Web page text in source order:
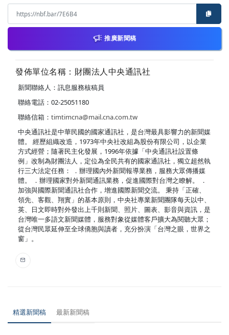
推廣新聞稿
發佈單位名稱：財團法人中央通訊社
新聞聯絡人：訊息服務核稿員
聯絡電話：02-25051180
聯絡信箱： timtimcna@mail.cna.com.tw
中央通訊社是中華民國的國家通訊社，是台灣最具影響力的新聞媒
體。 經歷組織改造，1973年中央社改組為股份有限公司，以企業
方式經營；隨著民主化發展，1996年依據「中央通訊社設置條
例」改制為財團法人，定位為全民共有的國家通訊社，獨立超然執
行三大法定任務： ．辦理國內外新聞報導業務，服務大眾傳播媒
體。 ．辦理國家對外新聞通訊業務，促進國際對台灣之瞭解。 ．
加強與國際新聞通訊社合作，增進國際新聞交流。 秉持「正確、
領先、客觀、翔實」的基本原則，中央社專業新聞團隊每天以中、
英、日文即時對外發出上千則新聞、照片、圖表、影音與資訊，是
台灣唯一多語文新聞媒體，服務對象從媒體客戶擴大為閱聽大眾；
從台灣民眾延伸至全球僑胞與讀者，充分扮演「台灣之眼，世界之
窗」。
精選新聞稿 最新新聞稿